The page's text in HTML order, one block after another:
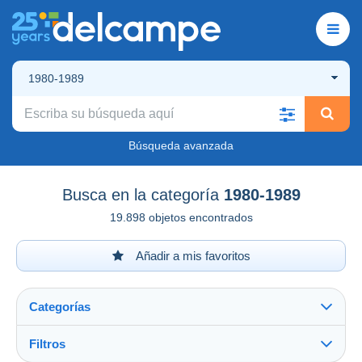
1980-1989
Búsqueda avanzada
Busca en la categoría 1980-1989
19.898 objetos encontrados
Añadir a mis favoritos
Categorías
Filtros